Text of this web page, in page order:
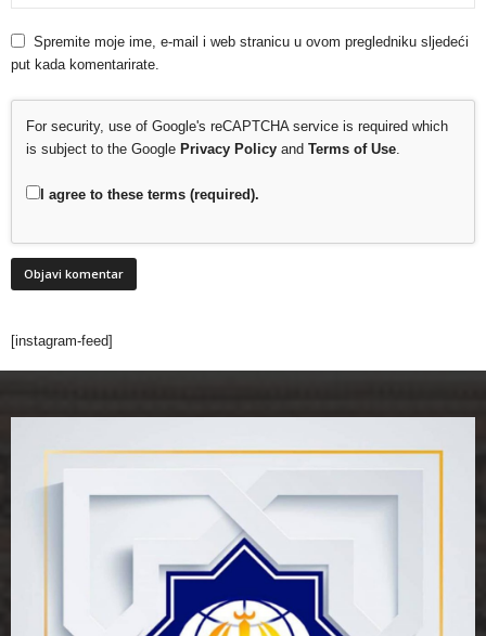
Spremite moje ime, e-mail i web stranicu u ovom pregledniku sljedeći
put kada komentarirate.
For security, use of Google's reCAPTCHA service is required which
is subject to the Google Privacy Policy and Terms of Use
I agree to these terms (required).
[instagram-feed]